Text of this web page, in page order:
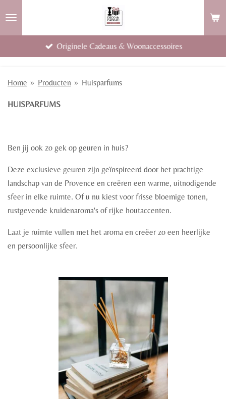
Originele Cadeaus & Woonaccessoires
Home » Producten » Huisparfums
HUISPARFUMS
Ben jij ook zo gek op geuren in huis?
Deze exclusieve geuren zijn geïnspireerd door het prachtige
landschap van de Provence en creëren een warme, uitnodigende
sfeer in elke ruimte. Of u nu kiest voor frisse bloemige tonen,
rustgevende kruidenaroma's of rijke houtaccenten.
Laat je ruimte vullen met het aroma en creëer zo een heerlijke
en persoonlijke sfeer.